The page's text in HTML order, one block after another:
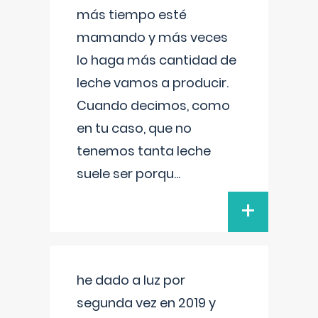
más tiempo esté
mamando y más veces
lo haga más cantidad de
leche vamos a producir.
Cuando decimos, como
en tu caso, que no
tenemos tanta leche
suele ser porqu...
+
he dado a luz por
segunda vez en 2019 y